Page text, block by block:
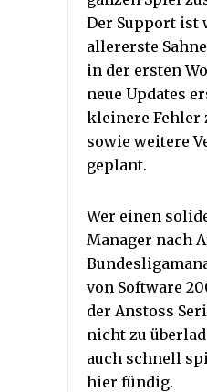
Der Support ist
allererste
in der ersten
neue Updates
kleinere Fehler
sowie weitere
geplant.
Wer einen
Manager nach
von Software
der Anstoss
nicht zu
auch schnell
hier fündig.